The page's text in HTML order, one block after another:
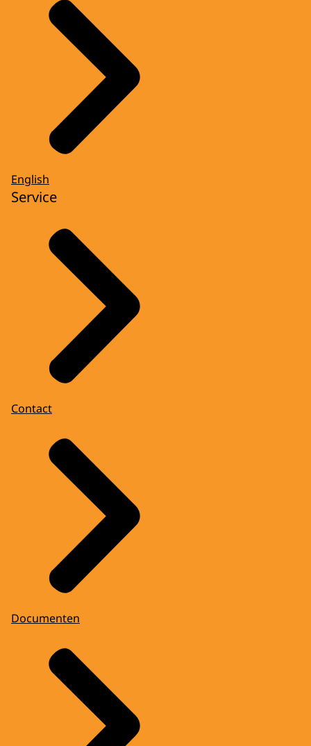
English
Service
Contact
Documenten